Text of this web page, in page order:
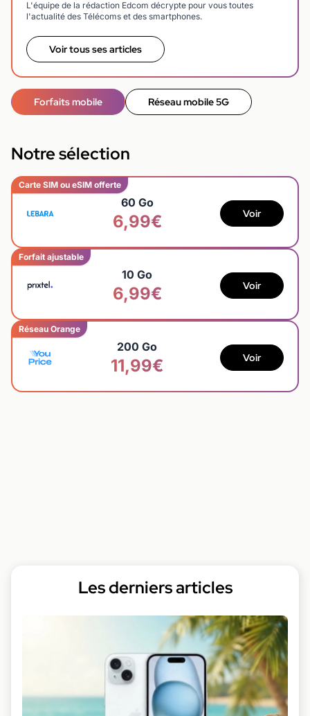
L'équipe de la rédaction Edcom décrypte pour vous toutes
l'actualité des Télécoms et des smartphones.
Voir tous ses articles
Forfaits mobile Réseau mobile 5G
Notre sélection
Carte SIM ou eSIM offerte
60 Go
6,99€ Voir
Forfait ajustable
10 Go
6,99€ Voir
Réseau Orange
200 Go
11,99€ Voir
Les derniers articles